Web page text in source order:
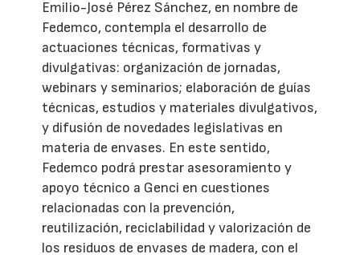
Emilio-José Pérez Sánchez, en nombre de
Fedemco, contempla el desarrollo de
actuaciones técnicas, formativas y
divulgativas: organización de jornadas,
webinars y seminarios; elaboración de guías
técnicas, estudios y materiales divulgativos,
y difusión de novedades legislativas en
materia de envases. En este sentido,
Fedemco podrá prestar asesoramiento y
apoyo técnico a Genci en cuestiones
relacionadas con la prevención,
reutilización, reciclabilidad y valorización de
los residuos de envases de madera, con el